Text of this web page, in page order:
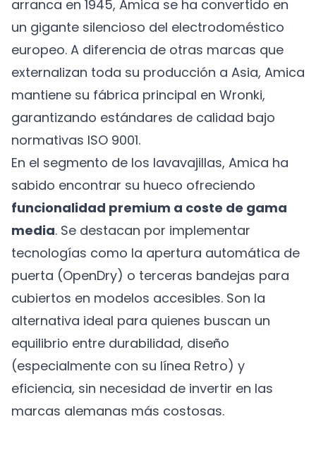
arranca en 1945, Amica se ha convertido en
un gigante silencioso del electrodoméstico
europeo. A diferencia de otras marcas que
externalizan toda su producción a Asia, Amica
mantiene su fábrica principal en Wronki,
garantizando estándares de calidad bajo
normativas ISO 9001.
En el segmento de los lavavajillas, Amica ha
sabido encontrar su hueco ofreciendo
funcionalidad premium a coste de gama
media. Se destacan por implementar
tecnologías como la apertura automática de
puerta (OpenDry) o terceras bandejas para
cubiertos en modelos accesibles. Son la
alternativa ideal para quienes buscan un
equilibrio entre durabilidad, diseño
(especialmente con su línea Retro) y
eficiencia, sin necesidad de invertir en las
marcas alemanas más costosas.